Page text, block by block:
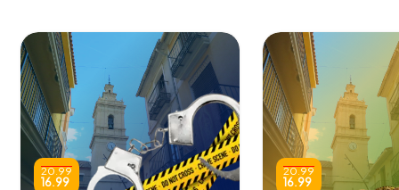
20.99
16.99
20.99
16.99